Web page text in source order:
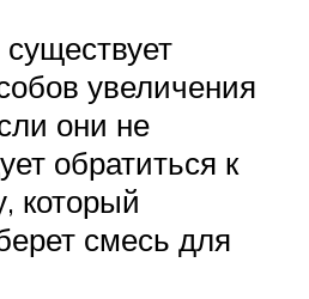
увеличения
они не
обратиться к
который
смесь для